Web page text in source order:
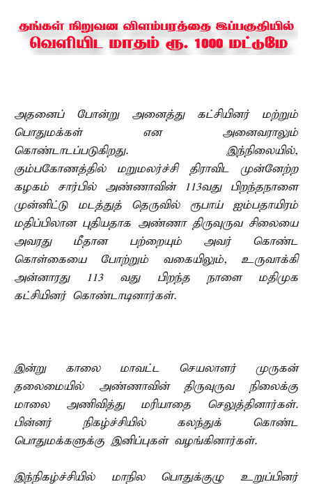
அதனைப் போன்று அனைத்து கட்சியினர் மற்றும்
பொதுமக்கள் என அனைவராலும்
கொண்டாடப்படுகிறது. இந்நிலையில்,
கும்பகோணத்தில் மறுமலர்ச்சி திராவிட முன்னேற்ற
கழகம் சார்பில் அண்ணாவின் 113வது பிறந்தநாளை
முன்னிட்டு மடத்துத் தெருவில் ரூபாய் ஐம்பதாயிரம்
மதிப்பிலான புதியதாக அண்ணா திருவுருவ சிலையை
அவரது மீதான பற்றையும் அவர் கொண்ட
கொள்கையை போற்றும் வகையிலும், உருவாக்கி
அன்னாரது 113 வது பிறந்த நாளை மதிமுக
கட்சியினர் கொண்டாடினார்கள்.
இன்று காலை மாவட்ட செயலாளர் முருகன்
தலைமையில் அண்ணாவின் திருவுருவ நிலைக்கு
மாலை அணிவித்து மரியாதை செலுத்தினார்கள்.
பின்னர் நிகழ்ச்சியில் கலந்துக் கொண்ட
பொதுமக்களுக்கு இனிப்புகள் வழங்கினார்கள்.
இந்நிகழ்ச்சியில் மாநில பொதுக்குழு உறுப்பினர்